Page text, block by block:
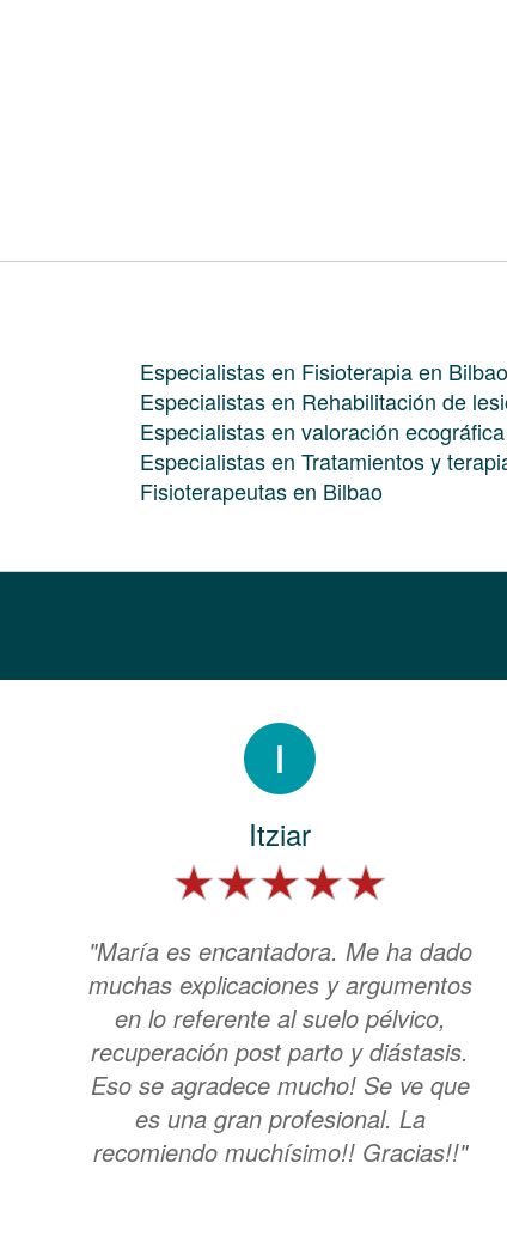
Especialistas en Fisioterapia en Bilbao
Especialistas en Rehabilitación de
Especialistas en valoración
Especialistas en Tratamientos y
Fisioterapeutas en Bilbao
Itziar
"María es encantadora. Me ha dado
muchas explicaciones y argumentos
en lo referente al suelo pélvico,
recuperación post parto y diástasis.
Eso se agradece mucho! Se ve que
es una gran profesional. La
recomiendo muchísimo!! Gracias!!"